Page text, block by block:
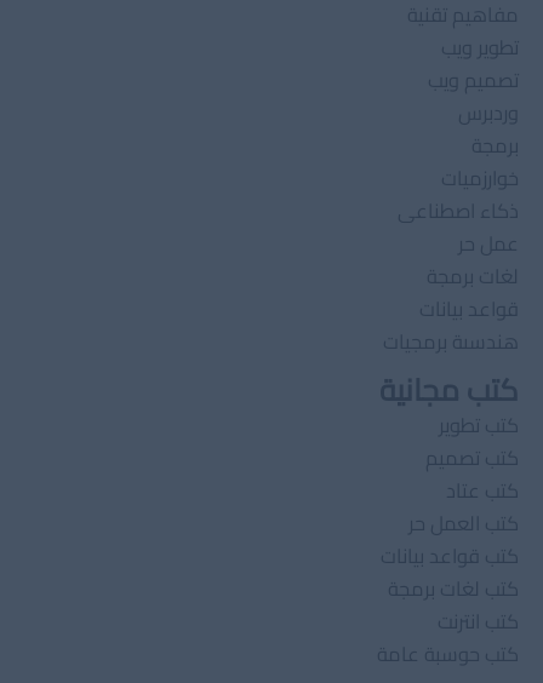
مفاهيم تقنية
تطوير ويب
تصميم ويب
وردبرس
برمجة
خوارزميات
ذكاء اصطناعى
عمل حر
لغات برمجة
قواعد بيانات
هندسىة برمجيات
كتب مجانية
كتب تطوير
كتب تصميم
كتب عتاد
كتب العمل حر
كتب قواعد بيانات
كتب لغات برمجة
كتب انترنت
كتب حوسبة عامة